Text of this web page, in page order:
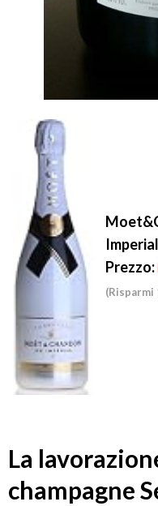
Prezzo:
(Risparmi
La
champagne